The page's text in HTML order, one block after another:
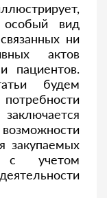
особый вид
ни
актов
пациентов.
будем
закупаемых
с учетом